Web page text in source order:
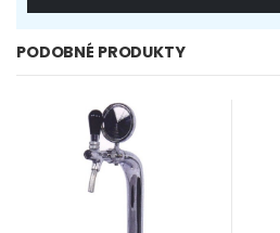
PODOBNÉ PRODUKTY